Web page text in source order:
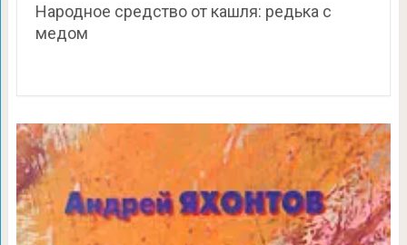
Народное средство от кашля: редька с
медом